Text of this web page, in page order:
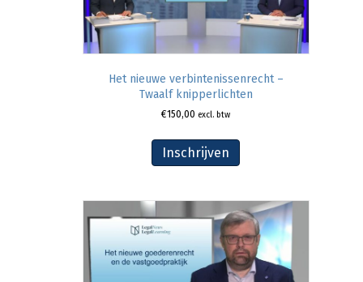
Het nieuwe verbintenissenrecht –
Twaalf knipperlichten
€150,00 excl. btw
Inschrijven